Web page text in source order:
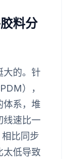
料分
大的。针
），
体系，堆
线速比一
相比同步
太低导致